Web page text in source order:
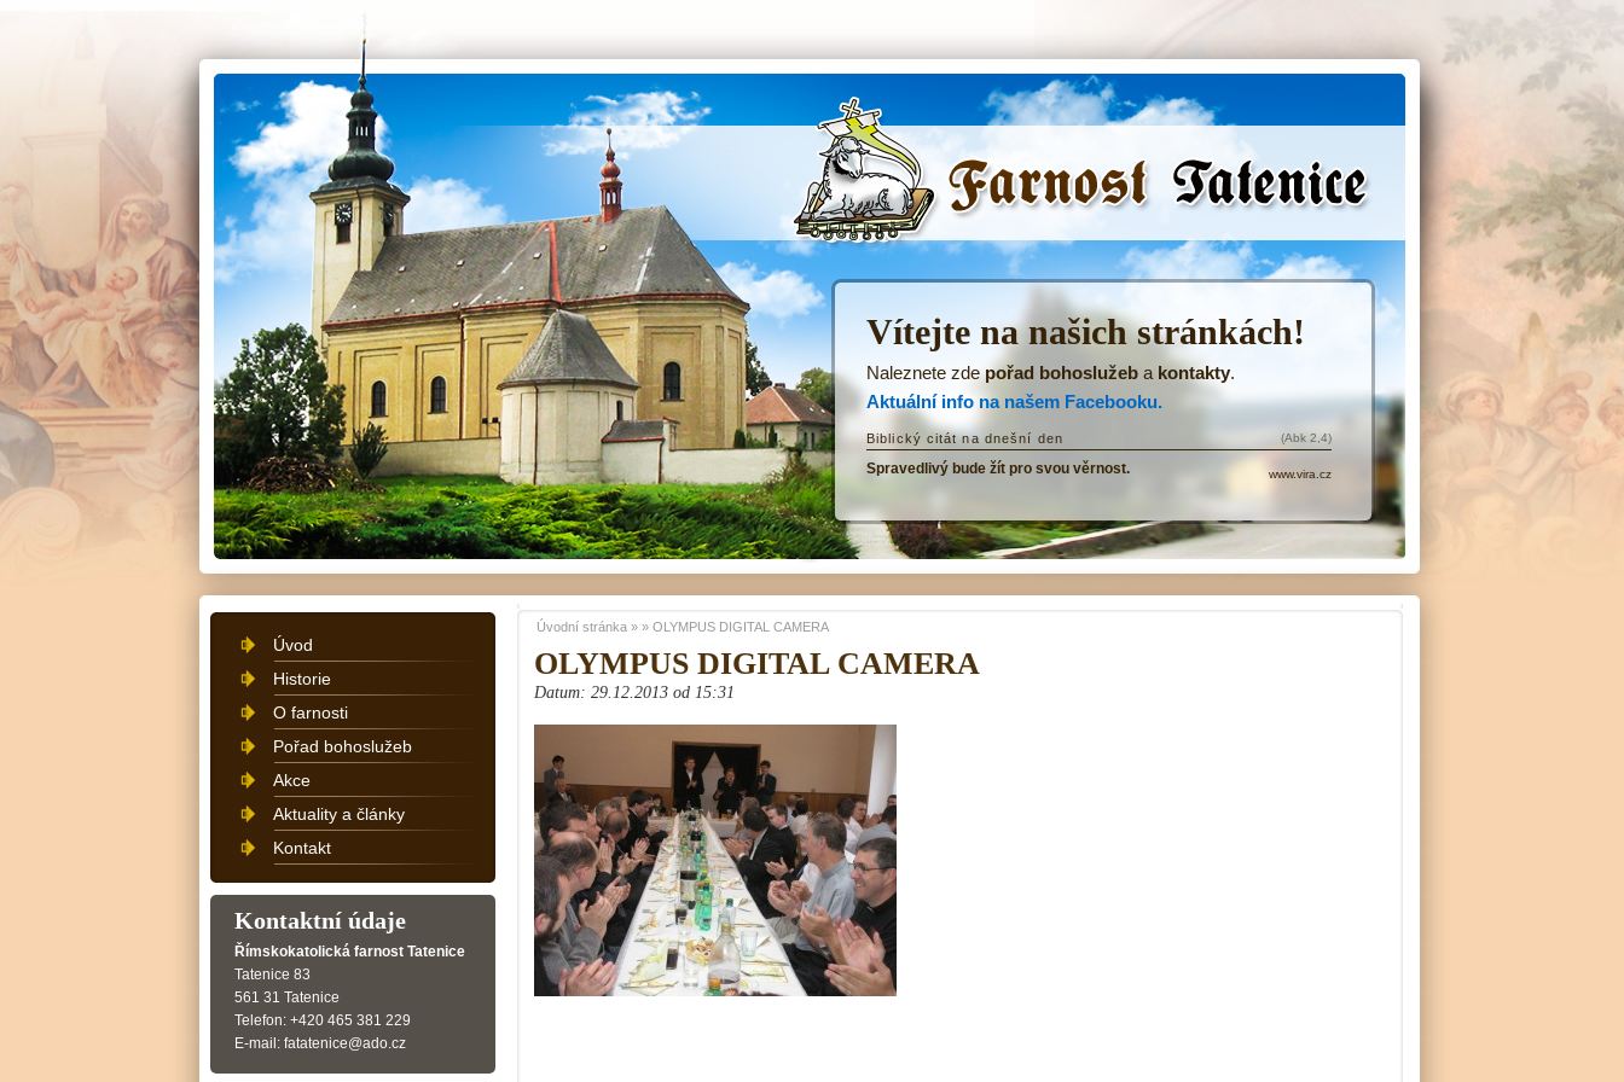
ŘKF Tatenice -
OLYMPUS DIGITAL CAMERA
Datum: 29.12.2013 od 15:31
Úvodní stránka » » OLYMPUS DIGITAL CAMERA
Úvod
Historie
O farnosti
Pořad bohoslužeb
Akce
Aktuality a články
Kontakt
Kontaktní údaje
Římskokatolická farnost Tatenice
Tatenice 83
561 31 Tatenice
Telefon: +420 465 381 229
E-mail: fatatenice@ado.cz
Vítejte na našich stránkách!
Naleznete zdepořad bohoslužeb a kontakty.
Aktuální info na našem Facebooku.
Biblický citát na dnešní den
Spravedlivý bude žít pro svou věrnost.
(Abk 2,4)
www.vira.cz